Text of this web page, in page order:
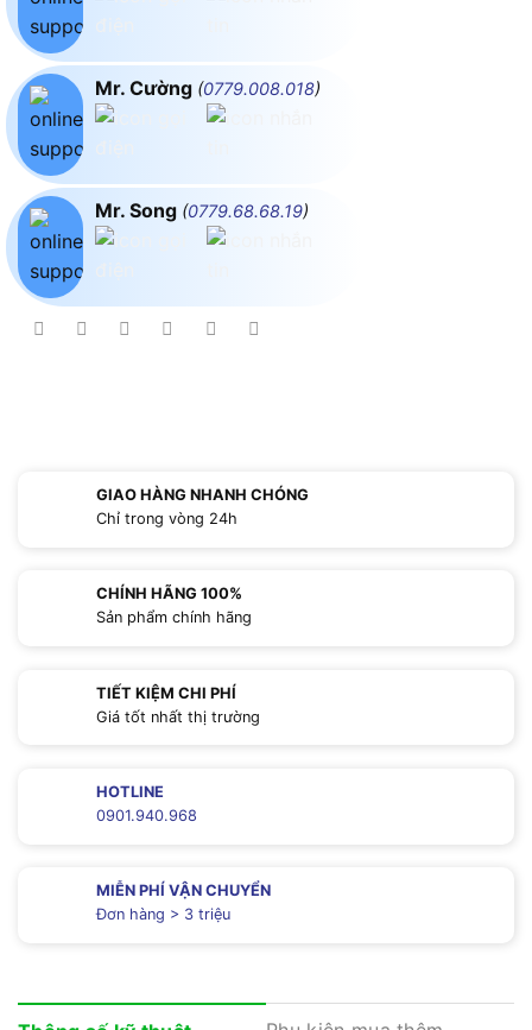
Mr. Cường (0779.008.018)
Mr. Song (0779.68.68.19)
GIAO HÀNG NHANH CHÓNG
Chỉ trong vòng 24h
CHÍNH HÃNG 100%
Sản phẩm chính hãng
TIẾT KIỆM CHI PHÍ
Giá tốt nhất thị trường
HOTLINE
0901.940.968
MIỄN PHÍ VẬN CHUYỂN
Đơn hàng > 3 triệu